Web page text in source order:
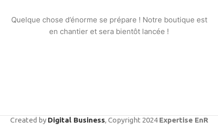
Quelque chose d’énorme se prépare ! Notre boutique est
en chantier et sera bientôt lancée !
Created by Digital Business, Copyright 2024 Expertise EnR